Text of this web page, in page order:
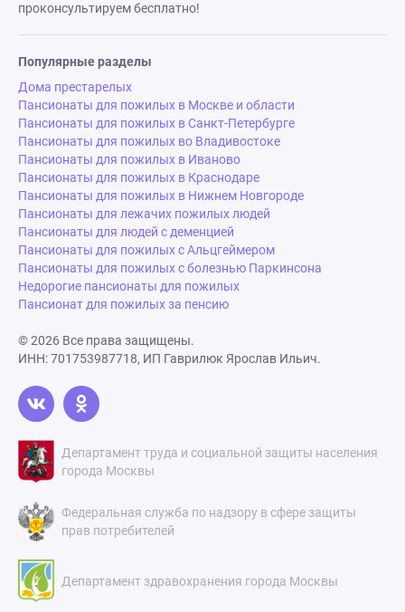
проконсультируем бесплатно!
Популярные разделы
Дома престарелых
Пансионаты для пожилых в Москве и области
Пансионаты для пожилых в Санкт-Петербурге
Пансионаты для пожилых во Владивостоке
Пансионаты для пожилых в Иваново
Пансионаты для пожилых в Краснодаре
Пансионаты для пожилых в Нижнем Новгороде
Пансионаты для лежачих пожилых людей
Пансионаты для людей с деменцией
Пансионаты для пожилых с Альцгеймером
Пансионаты для пожилых с болезнью Паркинсона
Недорогие пансионаты для пожилых
Пансионат для пожилых за пенсию
© 2026 Все права защищены.
ИНН: 701753987718, ИП Гаврилюк Ярослав Ильич.
Департамент труда и социальной защиты населения
города Москвы
Федеральная служба по надзору в сфере защиты
прав потребителей
Департамент здравохранения города Москвы